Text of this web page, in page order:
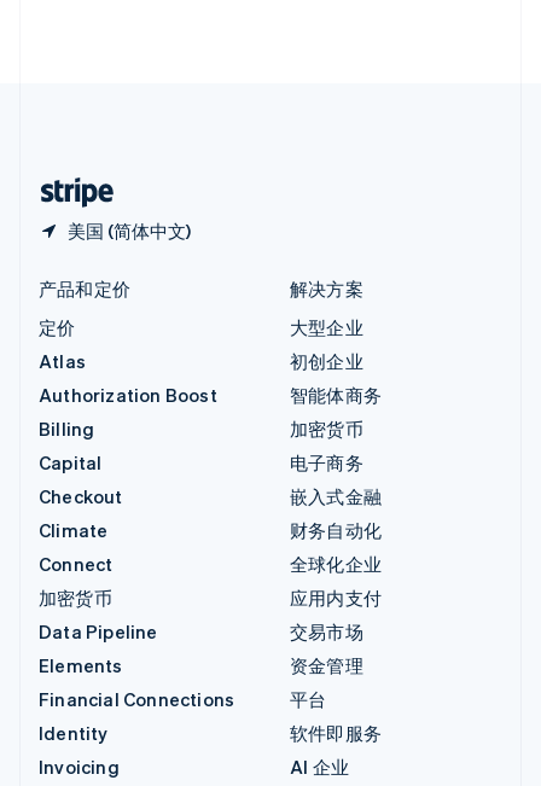
美国 (简体中文)
产品和定价
定价
Atlas
Authorization Boost
Billing
Capital
Checkout
Climate
Connect
加密货币
Data Pipeline
Elements
Financial Connections
Identity
Invoicing
解决方案
大型企业
初创企业
智能体商务
加密货币
电子商务
嵌入式金融
财务自动化
全球化企业
应用内支付
交易市场
资金管理
平台
软件即服务
AI 企业